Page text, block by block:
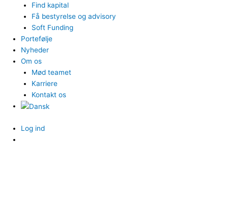
Find kapital
Få bestyrelse og advisory
Soft Funding
Portefølje
Nyheder
Om os
Mød teamet
Karriere
Kontakt os
Log ind